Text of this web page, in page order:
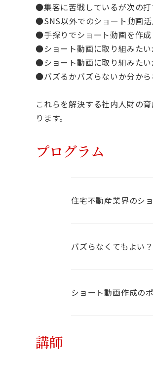
●集客に苦戦しているが次の打
●SNS以外でのショート動画
●手探りでショート動画を作
●ショート動画に取り組みた
●ショート動画に取り組みた
●バズるかバズらないか分か
これらを解決する社内人財の
ります。
プログラム
住宅不動産業界のシ
バズらなくてもよい
ショート動画作成の
講師